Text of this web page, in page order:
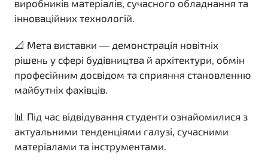
виробників матеріалів, сучасного обладнання та
інноваційних технологій.
📐 Мета виставки — демонстрація новітніх
рішень у сфері будівництва й архітектури, обмін
професійним досвідом та сприяння становленню
майбутніх фахівців.
📊 Під час відвідування студенти ознайомилися з
актуальними тенденціями галузі, сучасними
матеріалами та інструментами.